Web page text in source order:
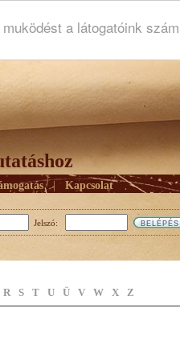
a látogatóink
| Kapcsolat
Jelszó:
R S T U Ü V W X Z